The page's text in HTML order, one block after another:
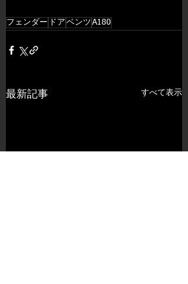
フェンダー ドア ベンツ A180
最新記事 すべて表示